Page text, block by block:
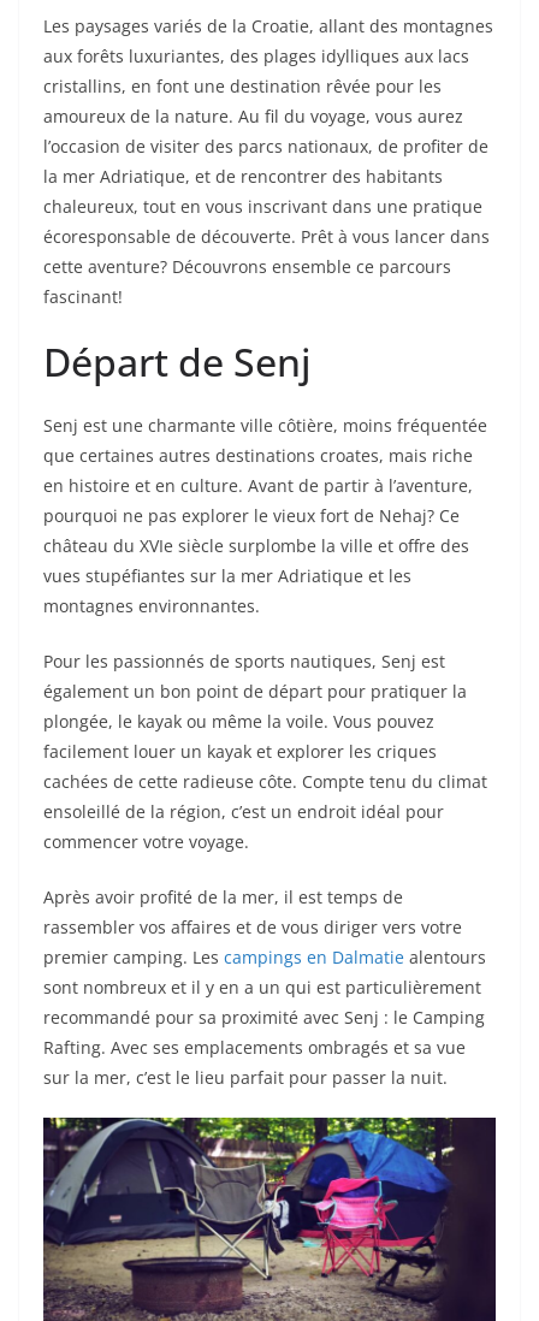
Les paysages variés de la Croatie, allant des montagnes
aux forêts luxuriantes, des plages idylliques aux lacs
cristallins, en font une destination rêvée pour les
amoureux de la nature. Au fil du voyage, vous aurez
l’occasion de visiter des parcs nationaux, de profiter de
la mer Adriatique, et de rencontrer des habitants
chaleureux, tout en vous inscrivant dans une pratique
écoresponsable de découverte. Prêt à vous lancer dans
cette aventure? Découvrons ensemble ce parcours
fascinant!
Départ de Senj
Senj est une charmante ville côtière, moins fréquentée
que certaines autres destinations croates, mais riche
en histoire et en culture. Avant de partir à l’aventure,
pourquoi ne pas explorer le vieux fort de Nehaj? Ce
château du XVIe siècle surplombe la ville et offre des
vues stupéfiantes sur la mer Adriatique et les
montagnes environnantes.
Pour les passionnés de sports nautiques, Senj est
également un bon point de départ pour pratiquer la
plongée, le kayak ou même la voile. Vous pouvez
facilement louer un kayak et explorer les criques
cachées de cette radieuse côte. Compte tenu du climat
ensoleillé de la région, c’est un endroit idéal pour
commencer votre voyage.
Après avoir profité de la mer, il est temps de
rassembler vos affaires et de vous diriger vers votre
premier camping. Les campings en Dalmatie alentours
sont nombreux et il y en a un qui est particulièrement
recommandé pour sa proximité avec Senj : le Camping
Rafting. Avec ses emplacements ombragés et sa vue
sur la mer, c’est le lieu parfait pour passer la nuit.